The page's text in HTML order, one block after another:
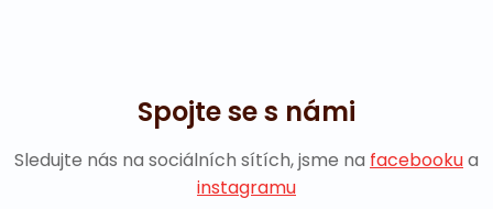
Spojte se s námi
Sledujte nás na sociálních sítích, jsme na facebookua
instagramu